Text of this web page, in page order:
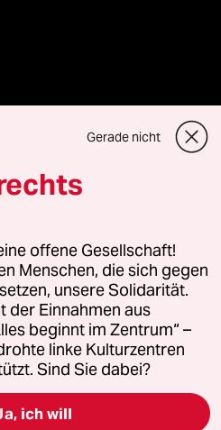
GmbH
Fragen oder für Genehmigungen
Kommune-Richtlinien
Impressum AGB
widerrufen (Ads)
Gerade nicht
offene Gesellschaft!
Menschen, die sich gegen
unsere Solidarität.
der Einnahmen aus
beginnt im Zentrum“ –
linke Kulturzentren
Sind Sie dabei?
ich will